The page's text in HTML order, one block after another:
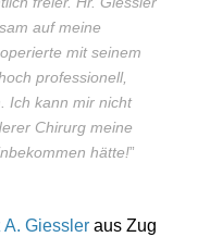
auf meine
mit seinem
professionell,
Ich kann mir nicht
Chirurg meine
hätte!”
A. Giessler aus Zug